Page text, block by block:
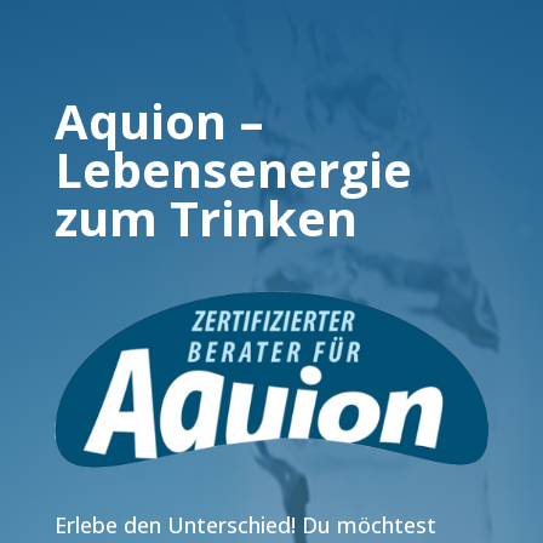
Aquion –
Lebensenergie
zum Trinken
Erlebe den Unterschied! Du möchtest